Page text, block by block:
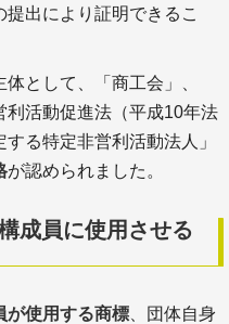
出により証明できるこ
として、「商工会」、
利活動促進法（平成10年法
る特定非営利活動法人」
が認められました。
成員に使用させる
が使用する商標 、団体自身